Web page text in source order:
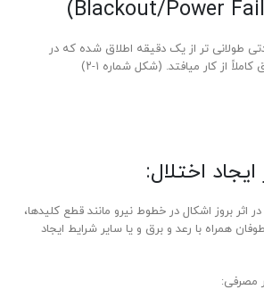
طولانی تر از یک دقیقه اطلاق شده که در
از کار می­افتد. (شکل شماره ۱-۲)
اختلال:
بروز اشکال در خطوط نیرو مانند قطع کلیدها،
همراه با رعد و برق و یا سایر شرایط ایجاد
مصرفی: